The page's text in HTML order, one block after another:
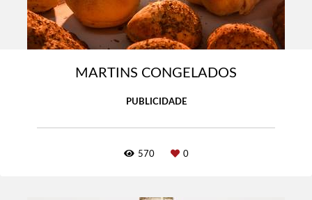
MARTINS CONGELADOS
PUBLICIDADE
570 0